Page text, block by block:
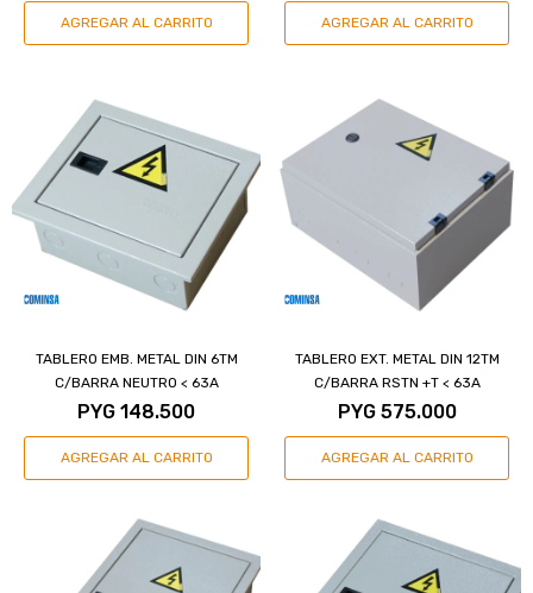
TABLERO EMB. METAL DIN 6TM
C/BARRA NEUTRO < 63A
PYG 148.500
TABLERO EXT. METAL DIN 12TM
C/BARRA RSTN +T < 63A
PYG 575.000